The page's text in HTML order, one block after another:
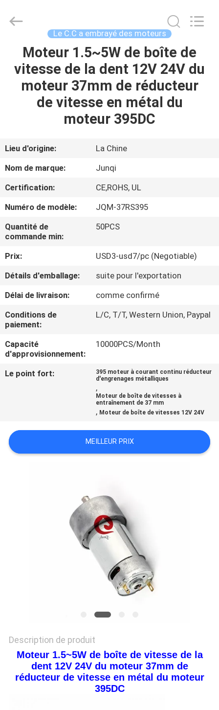
LA
MAISON
PRODUITS
À
PROPOS
DE
VISITE
L'USINE
CONTRÔLE
DE
LA
QUALITÉ
NOUS
DEMANDEZ
Junqi
International
Le C.C a embrayé des moteurs
Moteur 1.5~5W de boîte de
vitesse de la dent 12V 24V du
moteur 37mm de réducteur
de vitesse en métal du
moteur 395DC
Lieu d'origine:
La Chine
Nom de marque:
Junqi
Certification:
CE,ROHS, UL
Numéro de modèle:
JQM-37RS395
Quantité de
commande min:
50PCS
Prix:
USD3-usd7/pc (Negotiable)
Détails d'emballage:
suite pour l'exportation
Délai de livraison:
comme confirmé
Conditions de
paiement:
L/C, T/T, Western Union, Paypal
Capacité
d'approvisionnement:
10000PCS/Month
Le point fort:
395 moteur à courant continu réducteur
d'engrenages métalliques
,
Moteur de boîte de vitesses à
entraînement de 37 mm
, Moteur de boîte de vitesses 12V 24V
MEILLEUR PRIX
Description de produit
Moteur 1.5~5W de boîte de vitesse de la
dent 12V 24V du moteur 37mm de
réducteur de vitesse en métal du moteur
395DC